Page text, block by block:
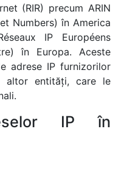
(RIR) precum ARIN
Numbers) în America
IP Européens
în Europa. Aceste
adrese IP furnizorilor
altor entități, care le
IP în